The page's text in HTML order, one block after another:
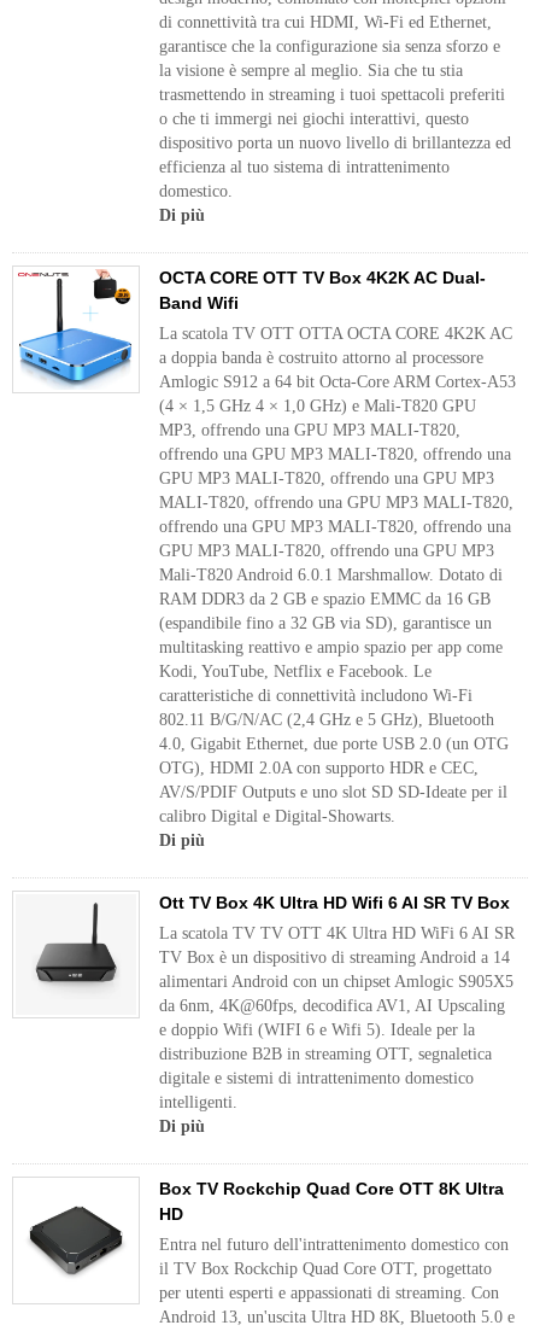
di connettività tra cui HDMI, Wi-Fi ed Ethernet,
garantisce che la configurazione sia senza sforzo e
la visione è sempre al meglio. Sia che tu stia
trasmettendo in streaming i tuoi spettacoli preferiti
o che ti immergi nei giochi interattivi, questo
dispositivo porta un nuovo livello di brillantezza ed
efficienza al tuo sistema di intrattenimento
domestico.
Di più
OCTA CORE OTT TV Box 4K2K AC Dual-
Band Wifi
La scatola TV OTT OTTA OCTA CORE 4K2K AC
a doppia banda è costruito attorno al processore
Amlogic S912 a 64 bit Octa-Core ARM Cortex-A53
(4 × 1,5 GHz 4 × 1,0 GHz) e Mali-T820 GPU
MP3, offrendo una GPU MP3 MALI-T820,
offrendo una GPU MP3 MALI-T820, offrendo una
GPU MP3 MALI-T820, offrendo una GPU MP3
MALI-T820, offrendo una GPU MP3 MALI-T820,
offrendo una GPU MP3 MALI-T820, offrendo una
GPU MP3 MALI-T820, offrendo una GPU MP3
Mali-T820 Android 6.0.1 Marshmallow. Dotato di
RAM DDR3 da 2 GB e spazio EMMC da 16 GB
(espandibile fino a 32 GB via SD), garantisce un
multitasking reattivo e ampio spazio per app come
Kodi, YouTube, Netflix e Facebook. Le
caratteristiche di connettività includono Wi-Fi
802.11 B/G/N/AC (2,4 GHz e 5 GHz), Bluetooth
4.0, Gigabit Ethernet, due porte USB 2.0 (un OTG
OTG), HDMI 2.0A con supporto HDR e CEC,
AV/S/PDIF Outputs e uno slot SD SD-Ideate per il
calibro Digital e Digital-Showarts.
Di più
Ott TV Box 4K Ultra HD Wifi 6 AI SR TV Box
La scatola TV TV OTT 4K Ultra HD WiFi 6 AI SR
TV Box è un dispositivo di streaming Android a 14
alimentari Android con un chipset Amlogic S905X5
da 6nm, 4K@60fps, decodifica AV1, AI Upscaling
e doppio Wifi (WIFI 6 e Wifi 5). Ideale per la
distribuzione B2B in streaming OTT, segnaletica
digitale e sistemi di intrattenimento domestico
intelligenti.
Di più
Box TV Rockchip Quad Core OTT 8K Ultra
HD
Entra nel futuro dell'intrattenimento domestico con
il TV Box Rockchip Quad Core OTT, progettato
per utenti esperti e appassionati di streaming. Con
Android 13, un'uscita Ultra HD 8K, Bluetooth 5.0 e